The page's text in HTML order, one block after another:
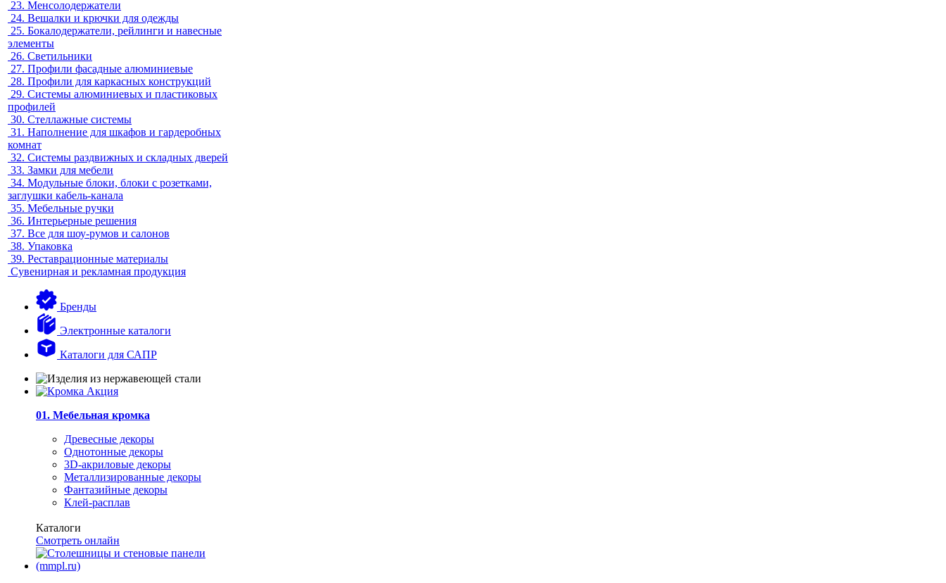
23. Менсолодержатели
24. Вешалки и крючки для одежды
25. Бокалодержатели, рейлинги и навесные
элементы
26. Светильники
27. Профили фасадные алюминиевые
28. Профили для каркасных конструкций
29. Системы алюминиевых и пластиковых
профилей
30. Стеллажные системы
31. Наполнение для шкафов и гардеробных
комнат
32. Системы раздвижных и складных дверей
33. Замки для мебели
34. Модульные блоки, блоки с розетками,
заглушки кабель-канала
35. Мебельные ручки
36. Интерьерные решения
37. Все для шоу-румов и салонов
38. Упаковка
39. Реставрационные материалы
Сувенирная и рекламная продукция
Бренды
Электронные каталоги
Каталоги для САПР
01. Мебельная кромка
Древесные декоры
Однотонные декоры
3D-акриловые декоры
Металлизированные декоры
Фантазийные декоры
Клей-расплав
Каталоги
Смотреть онлайн